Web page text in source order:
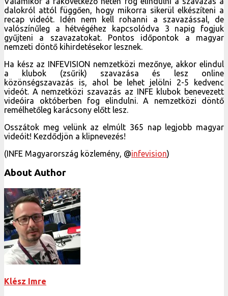
dalokról attól függően, hogy mikorra sikerül elkészíteni a
recap videót. Idén nem kell rohanni a szavazással, de
valószínűleg a hétvégéhez kapcsolódva 3 napig fogjuk
gyűjteni a szavazatokat. Pontos időpontok a magyar
nemzeti döntő kihirdetésekor lesznek.
Ha kész az INFEVISION nemzetközi mezőnye, akkor elindul
a klubok (zsűrik) szavazása és lesz online
közönségszavazás is, ahol be lehet jelölni 2-5 kedvenc
videót. A nemzetközi szavazás az INFE klubok benevezett
videóira októberben fog elindulni. A nemzetközi döntő
remélhetőleg karácsony előtt lesz.
Osszátok meg velünk az elmúlt 365 nap legjobb magyar
videóit! Kezdődjön a klipnevezés!
(INFE Magyarország közlemény, @infevision)
About Author
Klész Imre